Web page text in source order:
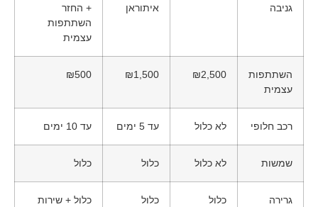
גניבה
איתוראן
+ החזר
השתתפות
עצמית
השתתפות
עצמית
₪2,500
₪1,500
₪500
רכב חלופי לא כלול עד 5 ימים עד 10 ימים
שמשות לא כלול כלול כלול
גרירה
כלול כלול
כלול + שירות